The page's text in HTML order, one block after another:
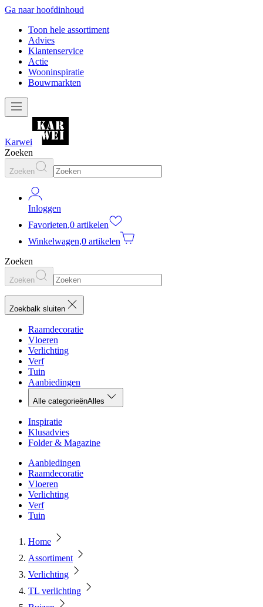
Ga naar hoofdinhoud
Toon hele assortiment
Advies
Klantenservice
Actie
Wooninspiratie
Bouwmarkten
Karwei
Zoeken
Zoeken
Inloggen
Favorieten,0 artikelen
Winkelwagen,0 artikelen
Zoeken
Zoeken
Zoekbalk sluiten
Raamdecoratie
Vloeren
Verlichting
Verf
Tuin
Aanbiedingen
Alle categorieënAlles
Inspiratie
Klusadvies
Folder & Magazine
Aanbiedingen
Raamdecoratie
Vloeren
Verlichting
Verf
Tuin
Home
Assortiment
Verlichting
TL verlichting